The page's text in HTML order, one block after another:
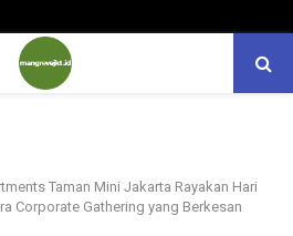
Taman Mini Jakarta Rayakan Hari
Corporate Gathering yang Berkesan